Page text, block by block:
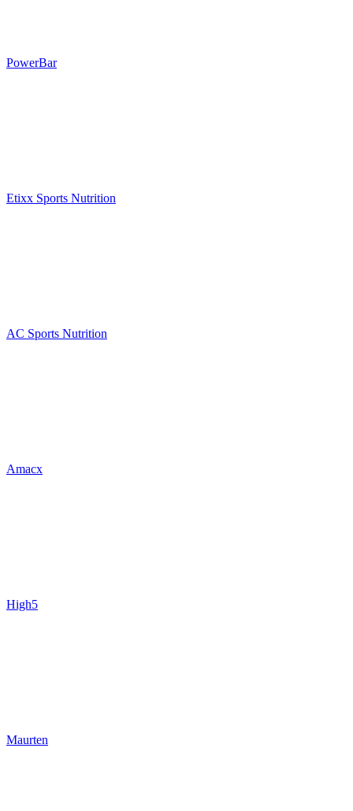
werden
PowerBar
Etixx Sports Nutrition
AC Sports Nutrition
Amacx
High5
Maurten